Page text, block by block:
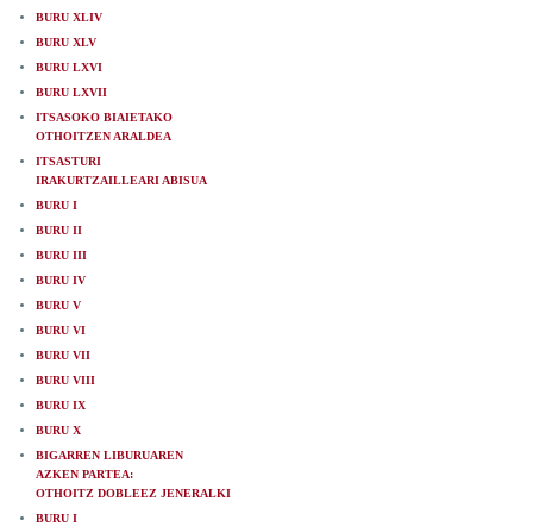
BURU XLIV
BURU XLV
BURU LXVI
BURU LXVII
ITSASOKO BIAIETAKO
OTHOITZEN ARALDEA
ITSASTURI
IRAKURTZAILLEARI ABISUA
BURU I
BURU II
BURU III
BURU IV
BURU V
BURU VI
BURU VII
BURU VIII
BURU IX
BURU X
BIGARREN LIBURUAREN
AZKEN PARTEA:
OTHOITZ DOBLEEZ JENERALKI
BURU I